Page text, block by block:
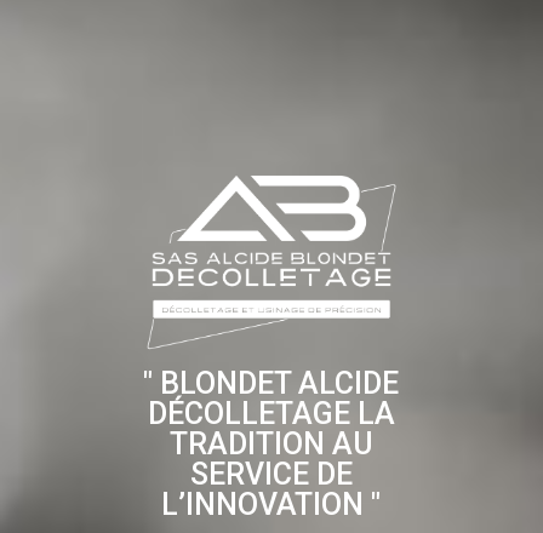
" BLONDET ALCIDE
DÉCOLLETAGE LA
TRADITION AU
SERVICE DE
L’INNOVATION "